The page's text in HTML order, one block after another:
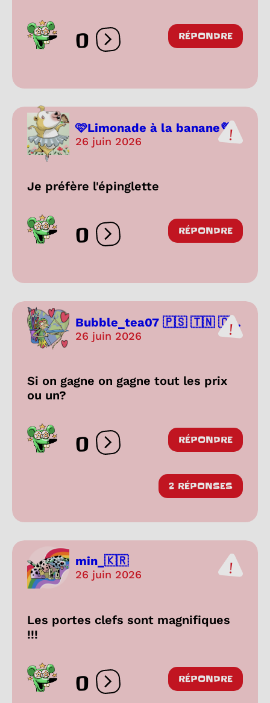
0 Ouvrir les réactions
RÉPONDRE
🩷Limonade à la banane💜
26 juin 2026
Je préfère l'épinglette
0 Ouvrir les réactions
RÉPONDRE
Bubble_tea07 🇵🇸 🇹🇳 🇨...
26 juin 2026
Si on gagne on gagne tout les prix
ou un?
0 Ouvrir les réactions
RÉPONDRE
2 RÉPONSES
min_🇰🇷
26 juin 2026
Les portes clefs sont magnifiques
!!!
0 Ouvrir les réactions
RÉPONDRE